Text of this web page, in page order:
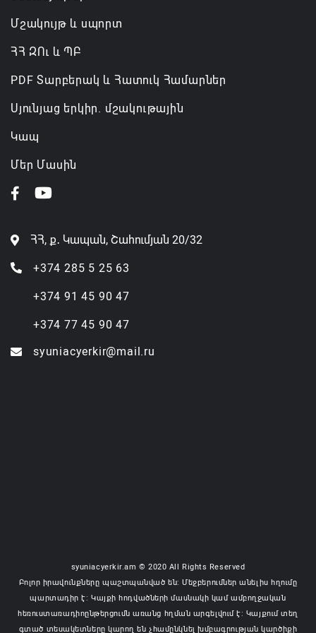
Մշակույթ և սպորտ
ՀՀ ԶՈւ և ՊԲ
PDF Տարբերակ և Հատուկ Համարներ
Սյունյաց երկիր. մշակութային
Կապ
Մեր Մասին
ՀՀ, ք․ Կապան, Շահումյան 20/32
+374 285 5 25 63
+374 91 45 90 47
+374 77 45 90 47
syuniacyerkir@mail.ru
syuniacyerkir.am © 2020 All Rights Reserved
Բոլոր իրավունքները պաշտպանված են: Մեջբերումներ անելիս հղումը
պարտադիր է: Կայքի հոդվածների մասնակի կամ ամբողջական
հեռուստառադիոընթերցումն առանց հղման արգելվում է: Կայքում տեղ
գտած տեսակետները կարող են չհամընկնել խմբագրության կարծիքի